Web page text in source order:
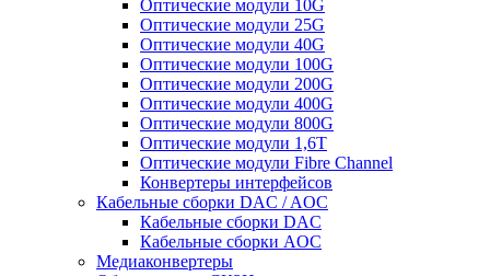
Оптические модули 10G
Оптические модули 25G
Оптические модули 40G
Оптические модули 100G
Оптические модули 200G
Оптические модули 400G
Оптические модули 800G
Оптические модули 1,6T
Оптические модули Fibre Channel
Конвертеры интерфейсов
Кабельные сборки DAC / AOC
Кабельные сборки DAC
Кабельные сборки AOC
Медиаконвертеры